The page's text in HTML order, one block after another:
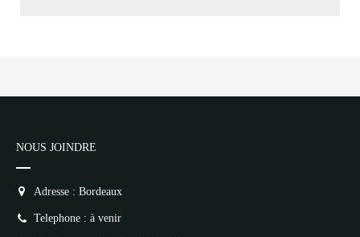
NOUS JOINDRE
Adresse : Bordeaux
Telephone : à venir